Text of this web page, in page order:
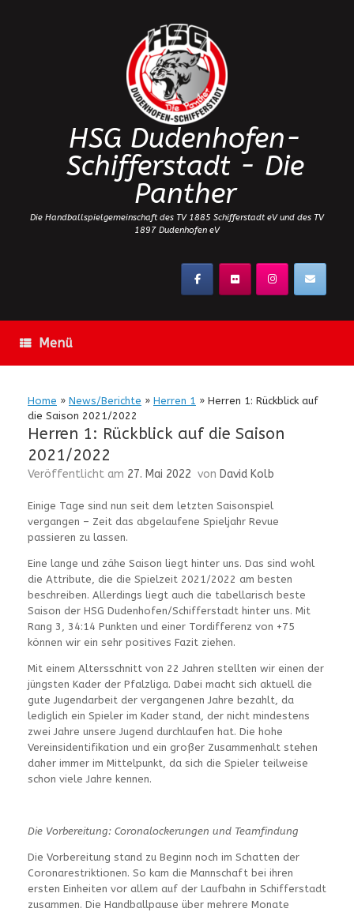
HSG Dudenhofen-
Schifferstadt - Die
Panther
Die Handballspielgemeinschaft des TV 1885 Schifferstadt eV und des TV
1897 Dudenhofen eV
Menü
Home » News/Berichte » Herren 1 » Herren 1: Rückblick auf
die Saison 2021/2022
Herren 1: Rückblick auf die Saison
2021/2022
Veröffentlicht am 27. Mai 2022 von David Kolb
Einige Tage sind nun seit dem letzten Saisonspiel
vergangen – Zeit das abgelaufene Spieljahr Revue
passieren zu lassen.
Eine lange und zähe Saison liegt hinter uns. Das sind wohl
die Attribute, die die Spielzeit 2021/2022 am besten
beschreiben. Allerdings liegt auch die tabellarisch beste
Saison der HSG Dudenhofen/Schifferstadt hinter uns. Mit
Rang 3, 34:14 Punkten und einer Tordifferenz von +75
können wir ein sehr positives Fazit ziehen.
Mit einem Altersschnitt von 22 Jahren stellten wir einen der
jüngsten Kader der Pfalzliga. Dabei macht sich aktuell die
gute Jugendarbeit der vergangenen Jahre bezahlt, da
lediglich ein Spieler im Kader stand, der nicht mindestens
zwei Jahre unsere Jugend durchlaufen hat. Die hohe
Vereinsidentifikation und ein großer Zusammenhalt stehen
daher immer im Mittelpunkt, da sich die Spieler teilweise
schon viele Jahre kennen.
Die Vorbereitung: Coronalockerungen und Teamfindung
Die Vorbereitung stand zu Beginn noch im Schatten der
Coronarestriktionen. So kam die Mannschaft bei ihren
ersten Einheiten vor allem auf der Laufbahn in Schifferstadt
zusammen. Die Handballpause über mehrere Monate